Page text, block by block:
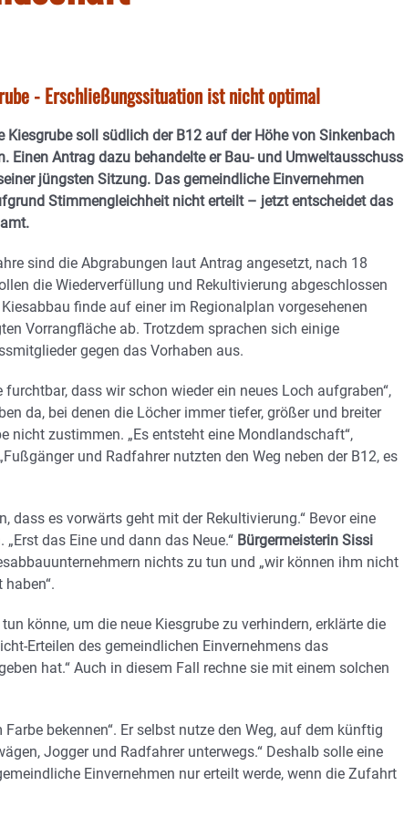
- Erschließungssituation ist nicht optimal
Kiesgrube soll südlich der B12 auf der Höhe von Sinkenbach
Einen Antrag dazu behandelte er Bau- und Umweltausschuss
jüngsten Sitzung. Das gemeindliche Einvernehmen
Stimmengleichheit nicht erteilt – jetzt entscheidet das
sind die Abgrabungen laut Antrag angesetzt, nach 18
die Wiederverfüllung und Rekultivierung abgeschlossen
finde auf einer im Regionalplan vorgesehenen
Vorrangfläche ab. Trotzdem sprachen sich einige
gegen das Vorhaben aus.
furchtbar, dass wir schon wieder ein neues Loch aufgraben“,
da, bei denen die Löcher immer tiefer, größer und breiter
nicht zustimmen. „Es entsteht eine Mondlandschaft“,
und Radfahrer nutzten den Weg neben der B12, es
dass es vorwärts geht mit der Rekultivierung.“ Bevor eine
das Eine und dann das Neue.“ Bürgermeisterin Sissi
nichts zu tun und „wir können ihm nicht
könne, um die neue Kiesgrube zu verhindern, erklärte die
Erteilen des gemeindlichen Einvernehmens das
hat.“ Auch in diesem Fall rechne sie mit einem solchen
bekennen“. Er selbst nutze den Weg, auf dem künftig
Jogger und Radfahrer unterwegs.“ Deshalb solle eine
Einvernehmen nur erteilt werde, wenn die Zufahrt